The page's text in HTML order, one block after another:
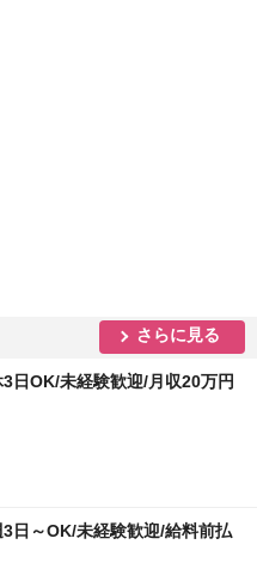
さらに見る
日OK/未経験歓迎/月収20万円
日～OK/未経験歓迎/給料前払